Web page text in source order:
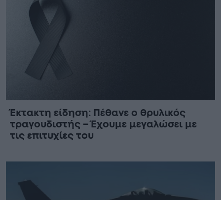
Έκτακτη είδηση: Πέθανε ο θρυλικός
τραγουδιστής – Έχουμε μεγαλώσει με
τις επιτυχίες του